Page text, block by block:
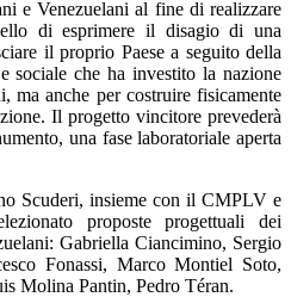
e Venezuelani al fine di realizzare
di esprimere il disagio di una
il proprio Paese a seguito della
sociale che ha investito la nazione
ma anche per costruire fisicamente
Il progetto vincitore prevederà
una fase laboratoriale aperta
Scuderi, insieme con il CMPLV e
proposte progettuali dei
Gabriella Ciancimino, Sergio
Fonassi, Marco Montiel Soto,
Molina Pantin, Pedro Téran.